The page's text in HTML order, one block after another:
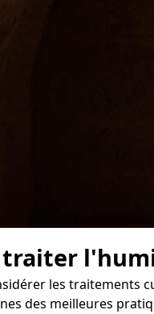
les traitements
des meilleures